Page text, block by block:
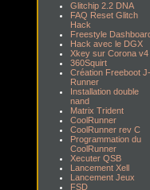
Glitchip 2.2 DNA
FAQ Reset Glitch
Hack
Freestyle
Hack avec le DGX
Xkey sur Corona v4
360Squirt
Création Freeboot J-
Runner
Installation double
nand
Matrix Trident
CoolRunner
CoolRunner rev C
Programmation du
CoolRunner
Xecuter QSB
Lancement Xell
Lancement Jeux
FSD